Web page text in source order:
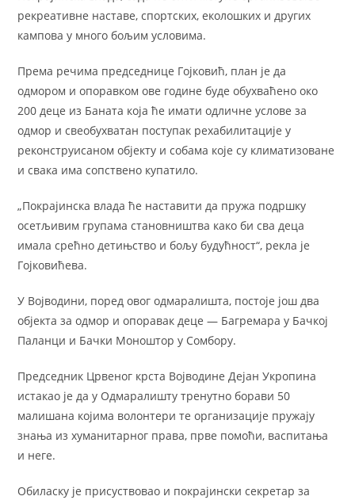
рекреативне наставе, спортских, еколошких и других
кампова у много бољим условима.
Према речима председнице Гојковић, план је да
одмором и опоравком ове године буде обухваћено око
200 деце из Баната која ће имати одличне услове за
одмор и свеобухватан поступак рехабилитације у
реконструисаном објекту и собама које су климатизоване
и свака има сопствено купатило.
„Покрајинска влада ће наставити да пружа подршку
осетљивим групама становништва како би сва деца
имала срећно детињство и бољу будућност“, рекла је
Гојковићева.
У Војводини, поред овог одмаралишта, постоје још два
објекта за одмор и опоравак деце — Багремара у Бачкој
Паланци и Бачки Моноштор у Сомбору.
Председник Црвеног крста Војводине Дејан Укропина
истакао је да у Одмаралишту тренутно борави 50
малишана којима волонтери те организације пружају
знања из хуманитарног права, прве помоћи, васпитања
и неге.
Обиласку је присуствовао и покрајински секретар за